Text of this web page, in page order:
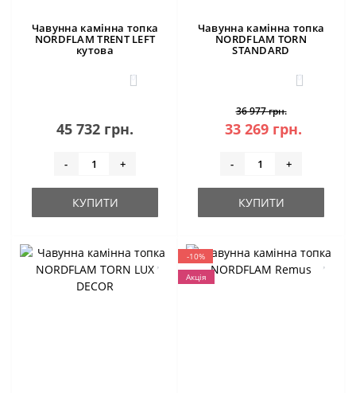
Чавунна камінна топка
NORDFLAM TRENT LEFT
кутова
0
45 732 грн.
- +
КУПИТИ
Чавунна камінна топка
NORDFLAM TORN
STANDARD
0
36 977 грн.
33 269 грн.
- +
КУПИТИ
-10%
Акція